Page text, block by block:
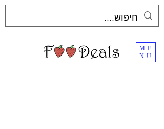
ME
NU